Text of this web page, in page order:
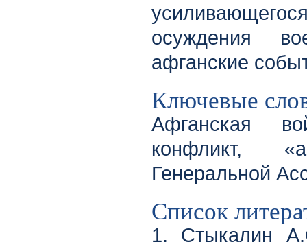
осуждения
афганские
Ключевые
Афганская
конфликт,
Генеральной
Список
1. Стыкалин